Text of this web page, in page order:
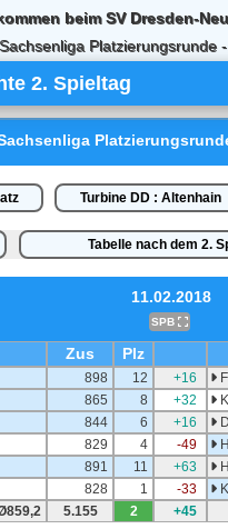
beim SV Dresden-
Platzierungsrunde
2. Spieltag
Turbine DD : Altenhain
Tabelle nach dem 2.
11.02.2018
SPB
Zus Plz
898 12 +16
865 8 +32
844 6 +16
829 4 -49
891 11 +63
828 1 -33
5.155 2 +45